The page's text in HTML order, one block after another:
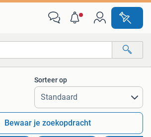
Alle afstanden…
Sorteer op
Bewaar je zoekopdracht